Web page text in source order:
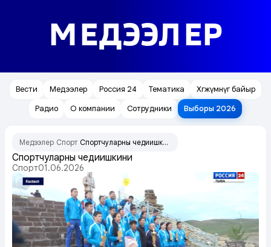
МЕДЭЭЛЕР
Вести Медээлер Россия 24 Тематика
Хөгжүмнүг байыр
Радио
О компании Сотрудники Выборы 2026
Медээлер Спорт Спортчуларның чедиишкини
Спортчуларның чедиишкини
Спорт01.06.2026